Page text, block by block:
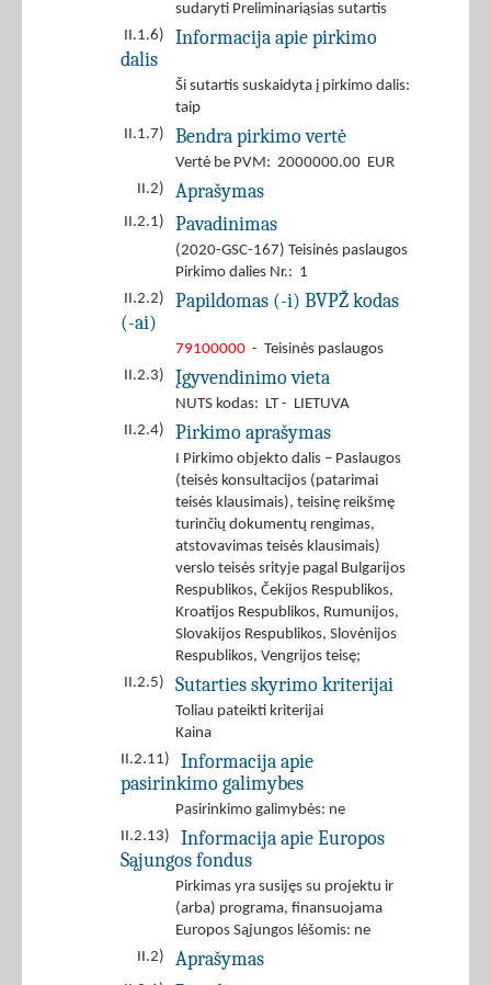
sudaryti Preliminariąsias sutartis
II.1.6)
Informacija apie pirkimo
dalis
Ši sutartis suskaidyta į pirkimo dalis:
taip
II.1.7)
Bendra pirkimo vertė
Vertė be PVM: 2000000.00 EUR
II.2)
Aprašymas
II.2.1) Pavadinimas
(2020-GSC-167) Teisinės paslaugos
Pirkimo dalies Nr.: 1
II.2.2)
Papildomas (-i) BVPŽ kodas
(-ai)
79100000 - Teisinės paslaugos
II.2.3)
Įgyvendinimo vieta
NUTS kodas: LT - LIETUVA
II.2.4)
Pirkimo aprašymas
I Pirkimo objekto dalis – Paslaugos
(teisės konsultacijos (patarimai
teisės klausimais), teisinę reikšmę
turinčių dokumentų rengimas,
atstovavimas teisės klausimais)
verslo teisės srityje pagal Bulgarijos
Respublikos, Čekijos Respublikos,
Kroatijos Respublikos, Rumunijos,
Slovakijos Respublikos, Slovėnijos
Respublikos, Vengrijos teisę;
II.2.5)
Sutarties skyrimo kriterijai
Toliau pateikti kriterijai
Kaina
II.2.11)
Informacija apie
pasirinkimo galimybes
Pasirinkimo galimybės: ne
II.2.13)
Informacija apie Europos
Sąjungos fondus
Pirkimas yra susijęs su projektu ir
(arba) programa, finansuojama
Europos Sąjungos lėšomis: ne
II.2)
Aprašymas